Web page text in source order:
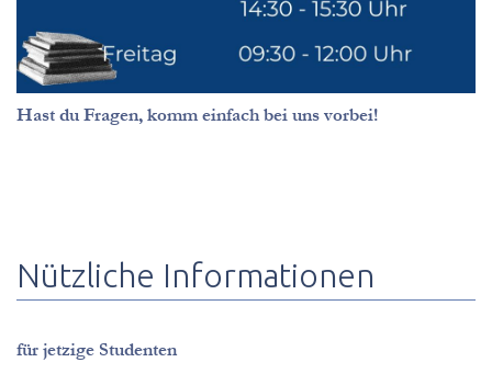
Hast du Fragen, komm einfach bei uns vorbei!
Nützliche Informationen
für jetzige Studenten